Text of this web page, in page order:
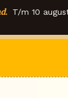
T/m 10